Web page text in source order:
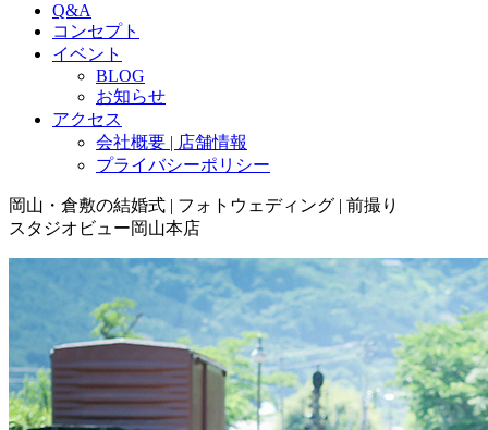
Q&A
コンセプト
イベント
BLOG
お知らせ
アクセス
会社概要 | 店舗情報
プライバシーポリシー
岡山・倉敷の結婚式 | フォトウェディング | 前撮り
スタジオビュー岡山本店